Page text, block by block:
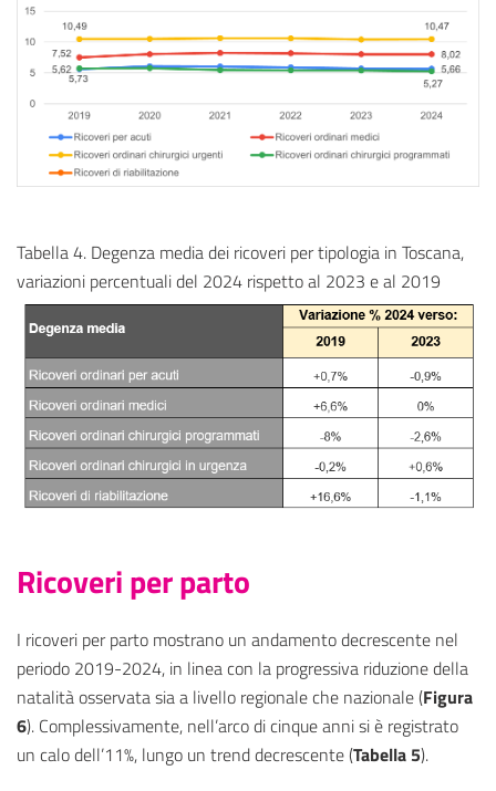
Tabella 4. Degenza media dei ricoveri per tipologia in Toscana,
variazioni percentuali del 2024 rispetto al 2023 e al 2019
Ricoveri per parto
I ricoveri per parto mostrano un andamento decrescente nel
periodo 2019-2024, in linea con la progressiva riduzione della
natalità osservata sia a livello regionale che nazionale (Figura
6). Complessivamente, nell’arco di cinque anni si è registrato
un calo dell’11%, lungo un trend decrescente (Tabella 5).